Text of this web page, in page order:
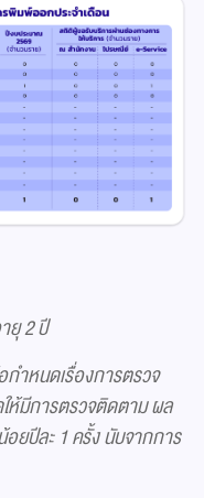
ยุ 2 ปี
กำหนดเรื่องการตรวจ
ห้มีการตรวจติดตาม ผล
ยปีละ 1 ครั้ง นับจากการ